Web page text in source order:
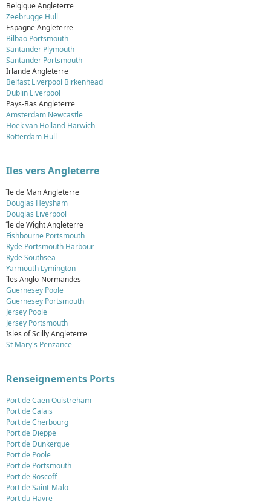
Belgique Angleterre
Zeebrugge Hull
Espagne Angleterre
Bilbao Portsmouth
Santander Plymouth
Santander Portsmouth
Irlande Angleterre
Belfast Liverpool Birkenhead
Dublin Liverpool
Pays-Bas Angleterre
Amsterdam Newcastle
Hoek van Holland Harwich
Rotterdam Hull
Iles vers Angleterre
île de Man Angleterre
Douglas Heysham
Douglas Liverpool
île de Wight Angleterre
Fishbourne Portsmouth
Ryde Portsmouth Harbour
Ryde Southsea
Yarmouth Lymington
îles Anglo-Normandes
Guernesey Poole
Guernesey Portsmouth
Jersey Poole
Jersey Portsmouth
Isles of Scilly Angleterre
St Mary's Penzance
Renseignements Ports
Port de Caen Ouistreham
Port de Calais
Port de Cherbourg
Port de Dieppe
Port de Dunkerque
Port de Poole
Port de Portsmouth
Port de Roscoff
Port de Saint-Malo
Port du Havre